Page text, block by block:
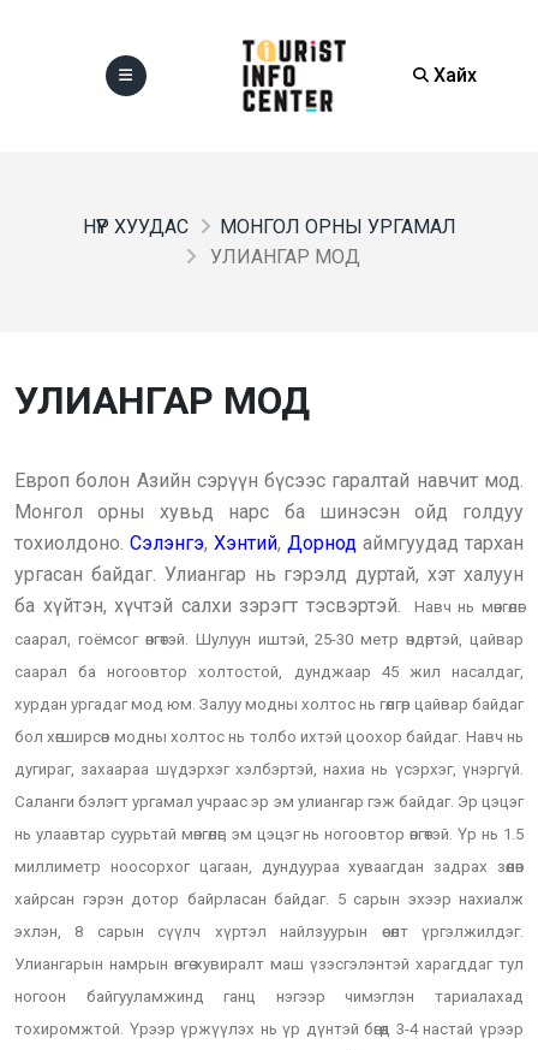
Хайх
НҮҮР ХУУДАС
МОНГОЛ ОРНЫ УРГАМАЛ
УЛИАНГАР МОД
УЛИАНГАР МОД
Европ болон Азийн сэрүүн бүсээс гаралтай навчит мод.
Монгол орны хувьд нарс ба шинэсэн ойд голдуу
тохиолдоно. Сэлэнгэ, Хэнтий, Дорнод аймгуудад тархан
ургасан байдаг. Улиангар нь гэрэлд дуртай, хэт халуун
ба хүйтэн, хүчтэй салхи зэрэгт тэсвэртэй. Навч нь мөнгөлөг
саарал, гоёмсог өнгөтэй. Шулуун иштэй, 25-30 метр өндөртэй, цайвар
саарал ба ногоовтор холтостой, дунджаар 45 жил насалдаг,
хурдан ургадаг мод юм. Залуу модны холтос нь гөлгөр цайвар байдаг
бол хөгширсөн модны холтос нь толбо ихтэй цоохор байдаг. Навч нь
дугираг, захаараа шүдэрхэг хэлбэртэй, нахиа нь үсэрхэг, үнэргүй.
Саланги бэлэгт ургамал учраас эр эм улиангар гэж байдаг. Эр цэцэг
нь улаавтар суурьтай мөнгөлөг, эм цэцэг нь ногоовтор өнгөтэй. Үр нь 1.5
миллиметр ноосорхог цагаан, дундуураа хуваагдан задрах зөөлөн
хайрсан гэрэн дотор байрласан байдаг. 5 сарын эхээр нахиалж
эхлэн, 8 сарын сүүлч хүртэл найлзуурын өсөлт үргэлжилдэг.
Улиангарын намрын өнгө хувиралт маш үзэсгэлэнтэй харагддаг тул
ногоон байгууламжинд ганц нэгээр чимэглэн тариалахад
тохиромжтой. Үрээр үржүүлэх нь үр дүнтэй бөгөөд 3-4 настай үрээр